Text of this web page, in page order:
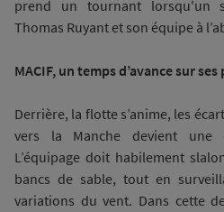
prend un tournant lorsqu'un
Thomas Ruyant et son équipe à
MACIF, un temps d’avance sur
Derrière, la flotte s’anime, les
vers la Manche devient une
L’équipage doit habilement
bancs de sable, tout en
variations du vent. Dans cette